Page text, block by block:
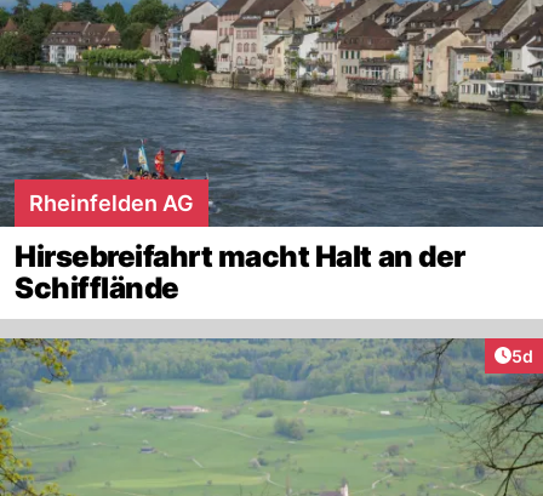
Rheinfelden AG
Hirsebreifahrt macht Halt an der
Schifflände
5d